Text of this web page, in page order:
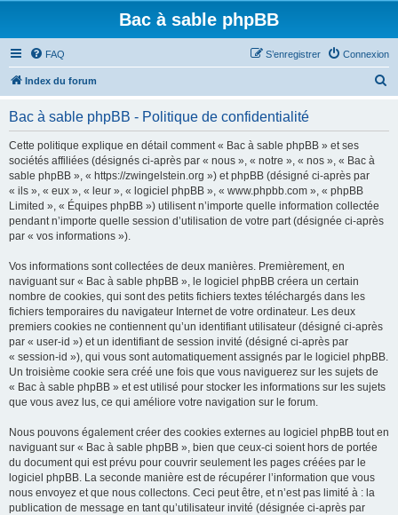
Bac à sable phpBB
FAQ Connexion
S’enregistrer
Index du forum
Bac à sable phpBB - Politique de confidentialité
Cette politique explique en détail comment « Bac à sable phpBB » et ses
sociétés affiliées (désignés ci-après par « nous », « notre », « nos », « Bac à
sable phpBB », « https://zwingelstein.org ») et phpBB (désigné ci-après par
« ils », « eux », « leur », « logiciel phpBB », « www.phpbb.com », « phpBB
Limited », « Équipes phpBB ») utilisent n’importe quelle information collectée
pendant n’importe quelle session d’utilisation de votre part (désignée ci-après
par « vos informations »).
Vos informations sont collectées de deux manières. Premièrement, en
naviguant sur « Bac à sable phpBB », le logiciel phpBB créera un certain
nombre de cookies, qui sont des petits fichiers textes téléchargés dans les
fichiers temporaires du navigateur Internet de votre ordinateur. Les deux
premiers cookies ne contiennent qu’un identifiant utilisateur (désigné ci-après
par « user-id ») et un identifiant de session invité (désigné ci-après par
« session-id »), qui vous sont automatiquement assignés par le logiciel phpBB.
Un troisième cookie sera créé une fois que vous naviguerez sur les sujets de
« Bac à sable phpBB » et est utilisé pour stocker les informations sur les sujets
que vous avez lus, ce qui améliore votre navigation sur le forum.
Nous pouvons également créer des cookies externes au logiciel phpBB tout en
naviguant sur « Bac à sable phpBB », bien que ceux-ci soient hors de portée
du document qui est prévu pour couvrir seulement les pages créées par le
logiciel phpBB. La seconde manière est de récupérer l’information que vous
nous envoyez et que nous collectons. Ceci peut être, et n’est pas limité à : la
publication de message en tant qu’utilisateur invité (désignée ci-après par